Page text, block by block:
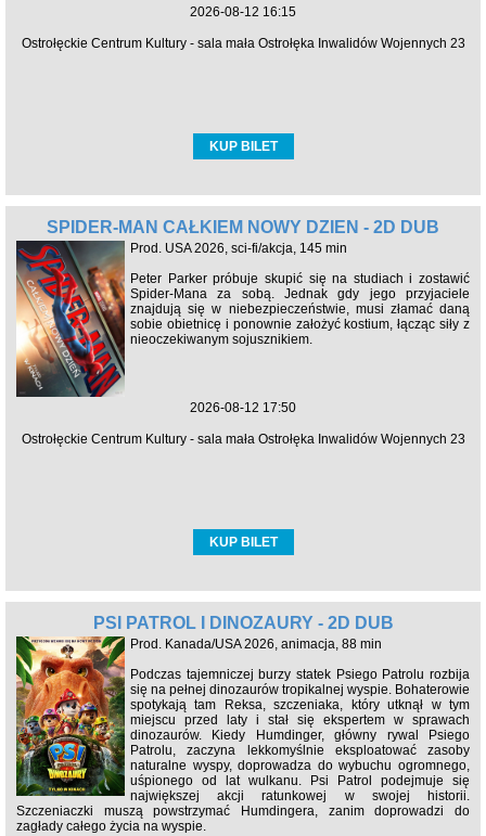
2026-08-12 16:15
Ostrołęckie Centrum Kultury - sala mała Ostrołęka Inwalidów Wojennych 23
KUP BILET
SPIDER-MAN CAŁKIEM NOWY DZIEŃ - 2D DUB
Prod. USA 2026, sci-fi/akcja, 145 min
Peter Parker próbuje skupić się na studiach i zostawić
Spider-Mana za sobą. Jednak gdy jego przyjaciele
znajdują się w niebezpieczeństwie, musi złamać daną
sobie obietnicę i ponownie założyć kostium, łącząc siły z
nieoczekiwanym sojusznikiem.
2026-08-12 17:50
Ostrołęckie Centrum Kultury - sala mała Ostrołęka Inwalidów Wojennych 23
KUP BILET
PSI PATROL I DINOZAURY - 2D DUB
Prod. Kanada/USA 2026, animacja, 88 min
Podczas tajemniczej burzy statek Psiego Patrolu rozbija
się na pełnej dinozaurów tropikalnej wyspie. Bohaterowie
spotykają tam Reksa, szczeniaka, który utknął w tym
miejscu przed laty i stał się ekspertem w sprawach
dinozaurów. Kiedy Humdinger, główny rywal Psiego
Patrolu, zaczyna lekkomyślnie eksploatować zasoby
naturalne wyspy, doprowadza do wybuchu ogromnego,
uśpionego od lat wulkanu. Psi Patrol podejmuje się
największej akcji ratunkowej w swojej historii.
Szczeniaczki muszą powstrzymać Humdingera, zanim doprowadzi do
zagłady całego życia na wyspie.